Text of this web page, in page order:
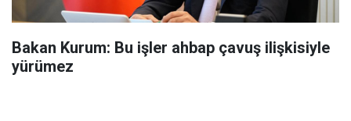
Bakan Kurum: Bu işler ahbap çavuş ilişkisiyle
yürümez